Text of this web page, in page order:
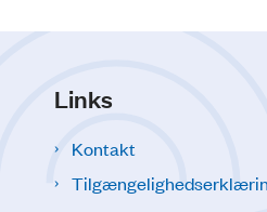
Links
Kontakt